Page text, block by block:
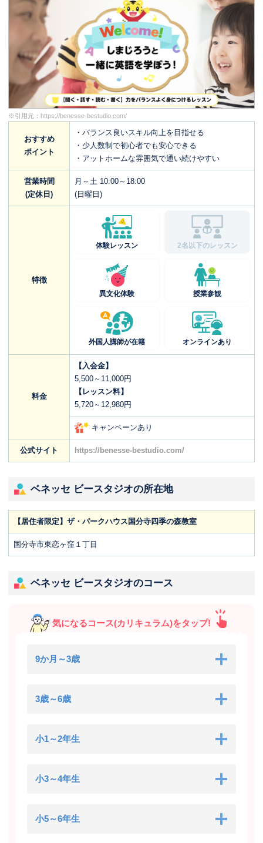
※引用元： https://benesse-bestudio.com/
おすすめ
ポイント
・バランス良いスキル向上を目指せる
・少人数制で初心者でも安心できる
・アットホームな雰囲気で通い続けやすい
営業時間
(定休日)
月～土 10:00～18:00
(日曜日)
特徴
体験レッスン 2名以下のレッスン
異文化体験 授業参観
外国人講師が在籍 オンラインあり
料金
【入会金】
5,500～11,000円
【レッスン料】
5,720～12,980円
キャンペーンあり
公式サイト https://benesse-bestudio.com/
ベネッセ ビースタジオの所在地
【居住者限定】ザ・パークハウス国分寺四季の森教室
国分寺市東恋ヶ窪１丁目
ベネッセ ビースタジオのコース
気になるコース(カリキュラム)をタップ!
9か月～3歳
3歳～6歳
小1～2年生
小3～4年生
小5～6年生